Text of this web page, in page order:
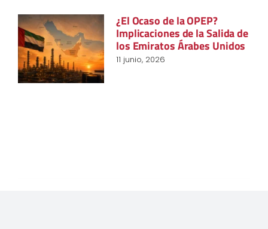
¿El Ocaso de la OPEP?
Implicaciones de la Salida de
los Emiratos Árabes Unidos
11 junio, 2026